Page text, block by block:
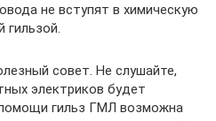
не вступят в химическую
совет. Не слушайте,
электриков будет
гильз ГМЛ возможна